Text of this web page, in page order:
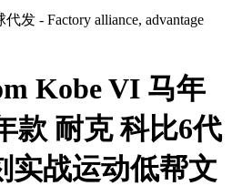
发 - Factory alliance, advantage
Kobe VI 马年
款 耐克 科比6代
实战运动低帮文